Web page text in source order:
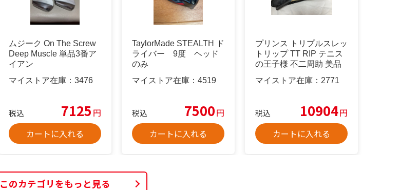
ムジーク On The Screw
Deep Muscle 単品3番ア
イアン
マイストア在庫： 3476
税込 7125 円
カートに入れる
TaylorMade STEALTH ド
ライバー 9度 ヘッド
のみ
マイストア在庫： 4519
税込 7500円
カートに入れる
プリンス トリプルスレッ
トリップ TT RIP テニス
の王子様 不二周助 美品
マイストア在庫： 2771
税込 10904円
カートに入れる
このカテゴリをもっと見る